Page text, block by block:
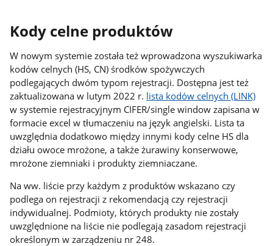
Kody celne produktów
W nowym systemie została też wprowadzona wyszukiwarka
kodów celnych (HS, CN) środków spożywczych
podlegających dwóm typom rejestracji. Dostępna jest też
zaktualizowana w lutym 2022 r. lista kodów celnych (LINK)
w systemie rejestracyjnym CIFER/single window zapisana w
formacie excel w tłumaczeniu na język angielski. Lista ta
uwzględnia dodatkowo między innymi kody celne HS dla
działu owoce mrożone, a także żurawiny konserwowe,
mrożone ziemniaki i produkty ziemniaczane.
Na ww. liście przy każdym z produktów wskazano czy
podlega on rejestracji z rekomendacją czy rejestracji
indywidualnej. Podmioty, których produkty nie zostały
uwzględnione na liście nie podlegają zasadom rejestracji
określonym w zarządzeniu nr 248.